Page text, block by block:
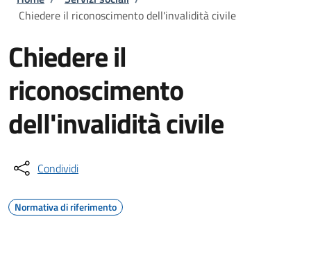
Chiedere il riconoscimento dell'invalidità civile
Chiedere il
riconoscimento
dell'invalidità civile
Condividi
Normativa di riferimento